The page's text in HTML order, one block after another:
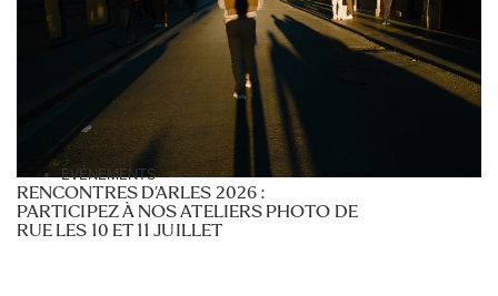
EVÉNEMENTS
RENCONTRES D’ARLES 2026 :
PARTICIPEZ À NOS ATELIERS PHOTO DE
RUE LES 10 ET 11 JUILLET